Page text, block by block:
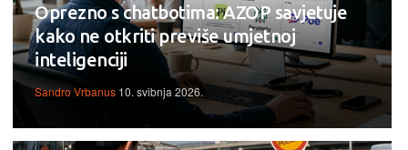
Oprezno s chatbotima: AZOP savjetuje
kako ne otkriti previše umjetnoj
inteligenciji
Sandro Vrbanus 10. svibnja 2026.